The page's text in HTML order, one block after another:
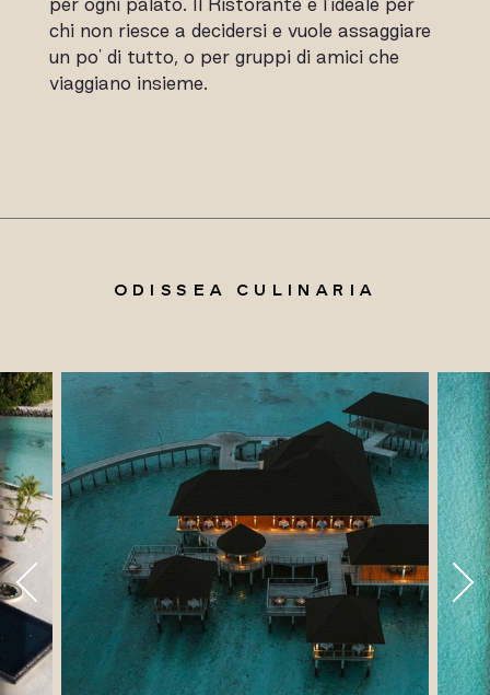
chi non riesce a decidersi e vuole assaggiare
un po' di tutto, o per gruppi di amici che
viaggiano insieme.
ODISSEA CULINARIA